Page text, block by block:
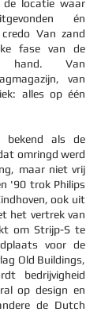
de locatie waar
én
Van zand
fase van de
hand. Van
van
alles op één
bekend als de
omringd werd
maar niet vrij
'90 trok Philips
ook uit
het vertrek van
om Strijp-S te
voor de
Old Buildings,
bedrijvigheid
op design en
de Dutch